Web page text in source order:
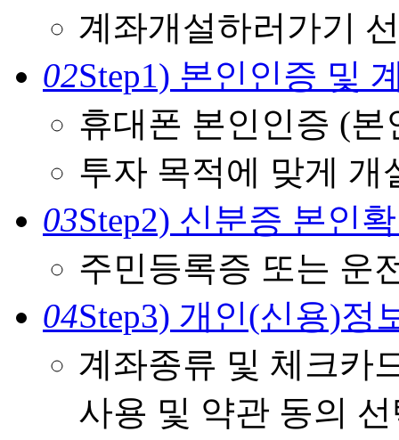
계좌개설하러가기
02Step1) 본인인증 및
휴대폰 본인인증 (본
투자 목적에 맞게 개
03Step2) 신분증 본인
주민등록증 또는 운
04Step3) 개인(신용)정
계좌종류 및 체크카
사용 및 약관 동의